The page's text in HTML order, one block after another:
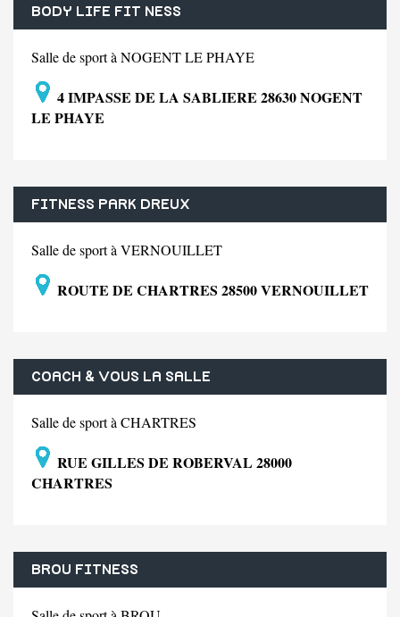
BODY LIFE FIT NESS
Salle de sport à NOGENT LE PHAYE
4 IMPASSE DE LA SABLIERE 28630 NOGENT
LE PHAYE
FITNESS PARK DREUX
Salle de sport à VERNOUILLET
ROUTE DE CHARTRES 28500 VERNOUILLET
COACH & VOUS LA SALLE
Salle de sport à CHARTRES
RUE GILLES DE ROBERVAL 28000
CHARTRES
BROU FITNESS